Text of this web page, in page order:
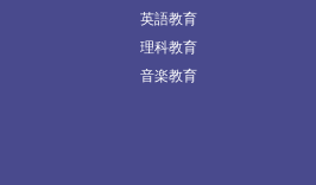
英語教育
理科教育
音楽教育